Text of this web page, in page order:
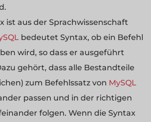
ist aus der Sprachwissenschaft
bedeutet Syntax, ob ein Befehl
wird, so dass er ausgeführt
gehört, dass alle Bestandteile
zum Befehlssatz von MySQL
passen und in der richtigen
folgen. Wenn die Syntax